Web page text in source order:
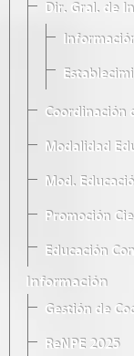
Dir. Gral. de
Coordinación
Modalidad
Mod.
Promoción
Educación
Información
Gestión de
ReNPE 2025